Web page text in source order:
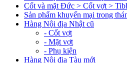
Cốt và mặt Đức > Cốt vợt >
Sản phẩm khuyến mại trong
Hàng Nội địa Nhật cũ
- Cốt vợt
- Mặt vợt
- Phụ kiện
Hàng Nội địa Tàu mới